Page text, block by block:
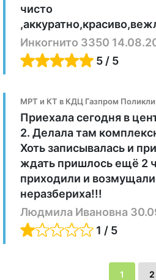
у пациентки еще
условии, что врач
рекомендаций по
цикла.Временная
должна быть не
партнёрских
получить
врача-специалиста
МРТ.
чисто
Инкогнито 3350
5 / 5
МРТ и КТ в КДЦ Газпром
Приехала сегодня в
2. Делала там
Хоть записывалась и
ждать пришлось ещё 2
приходили и
неразбериха!!!
Людмила Ивановна
1 / 5
1 2